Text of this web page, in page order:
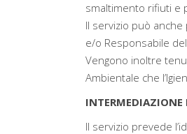
smaltimento rifiuti e
Il servizio può
e/o Responsabile
Vengono inoltre
Ambientale che
Il servizio prevede